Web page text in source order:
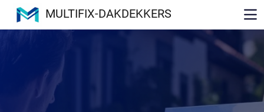
MULTIFIX-DAKDEKKERS